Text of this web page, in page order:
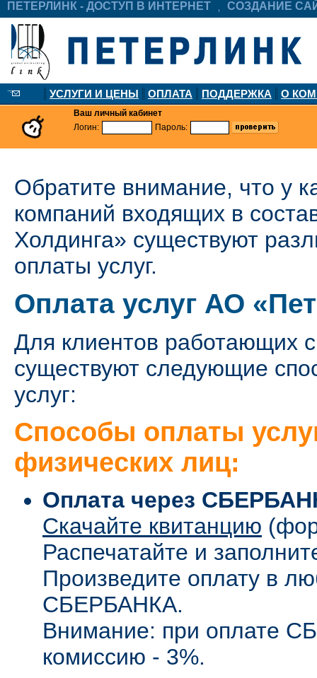
ПЕТЕРЛИНК - ДОСТУП В ИНТЕРНЕТ СОЗДАНИЕ
УСЛУГИ И ЦЕНЫ ОПЛАТА ПОДДЕРЖКА О
Ваш личный кабинет
Логин:
Пароль:
Обратите внимание, что у
компаний входящих в
Холдинга» существуют
оплаты услуг.
Оплата услуг АО
Для клиентов работающих
существуют следующие
услуг:
Способы оплаты
физических лиц:
Оплата через
Скачайте квитанцию
Распечатайте и
Произведите оплату в
СБЕРБАНКА.
Внимание: при оплате
комиссию - 3%.